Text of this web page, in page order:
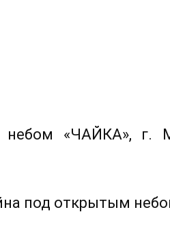
«ЧАЙКА», г.
под открытым